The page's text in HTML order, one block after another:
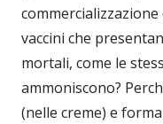
vaccini che
mortali, come le
ammoniscono?
(nelle creme) e